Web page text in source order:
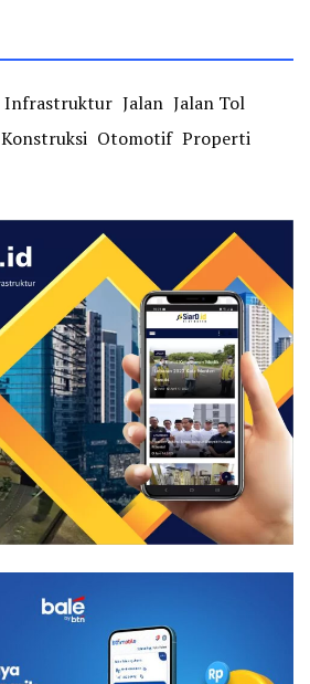
Infrastruktur Jalan Jalan Tol
Konstruksi Otomotif Properti